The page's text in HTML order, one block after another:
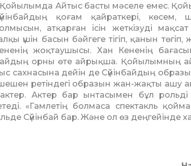
Айтыс басты мә­селе емес.
қоғам қайраткері, кө­сем,
атқарған ісін жеткізуді
үшін басын бәйгеге тігіп, қанын
жоқтаушысы. Хан Кененің
орны өте айрықша. Қойы­лымның
сахнасына дейін де Сүйін­байдың
шешен ретіндегі образын жан-жақты ашу
Актер бар ынтасымен бұл рольді
«Гам­ле­тің бол­маса спектакль
Сүйін­бай бар. Жә­не ол өз деңгейінде